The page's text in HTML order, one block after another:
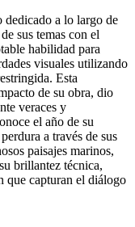
dedicado a lo largo de
sus temas con el
habilidad para
visuales utilizando
Esta
de su obra, dio
veraces y
el año de su
a través de sus
paisajes marinos,
brillantez técnica,
que capturan el diálogo